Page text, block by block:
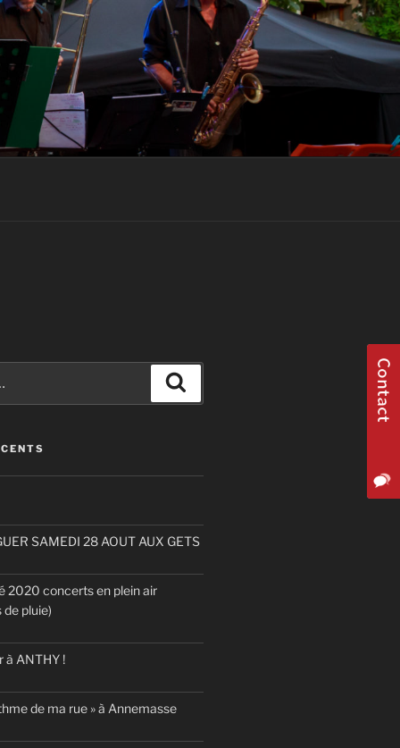
SAMEDI 28 AOUT AUX GETS
2020 concerts en plein air
de pluie)
à ANTHY !
de ma rue » à Annemasse